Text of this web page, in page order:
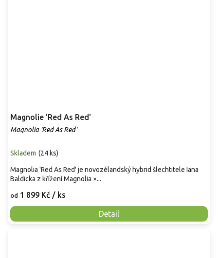
Magnolie 'Red As Red'
Magnolia 'Red As Red'
Skladem (24 ks)
od 1 899 Kč / ks
Detail
Magnolia 'Red As Red' je novozélandský hybrid šlechtitele Iana
Baldicka z křížení Magnolia ×...